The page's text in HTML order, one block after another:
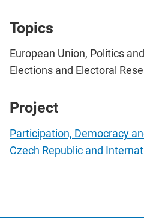
Topics
European Union, Politics
Elections and Electoral
Project
Participation, Democracy
Czech Republic and